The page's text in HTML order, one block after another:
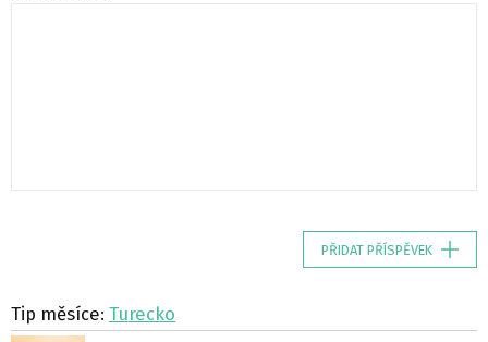
PŘIDAT PŘÍSPĚVEK
Tip měsíce: Turecko